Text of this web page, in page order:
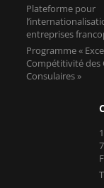
Plateforme pour
entreprises
Programme «
Compétitivité des
Consulaires »